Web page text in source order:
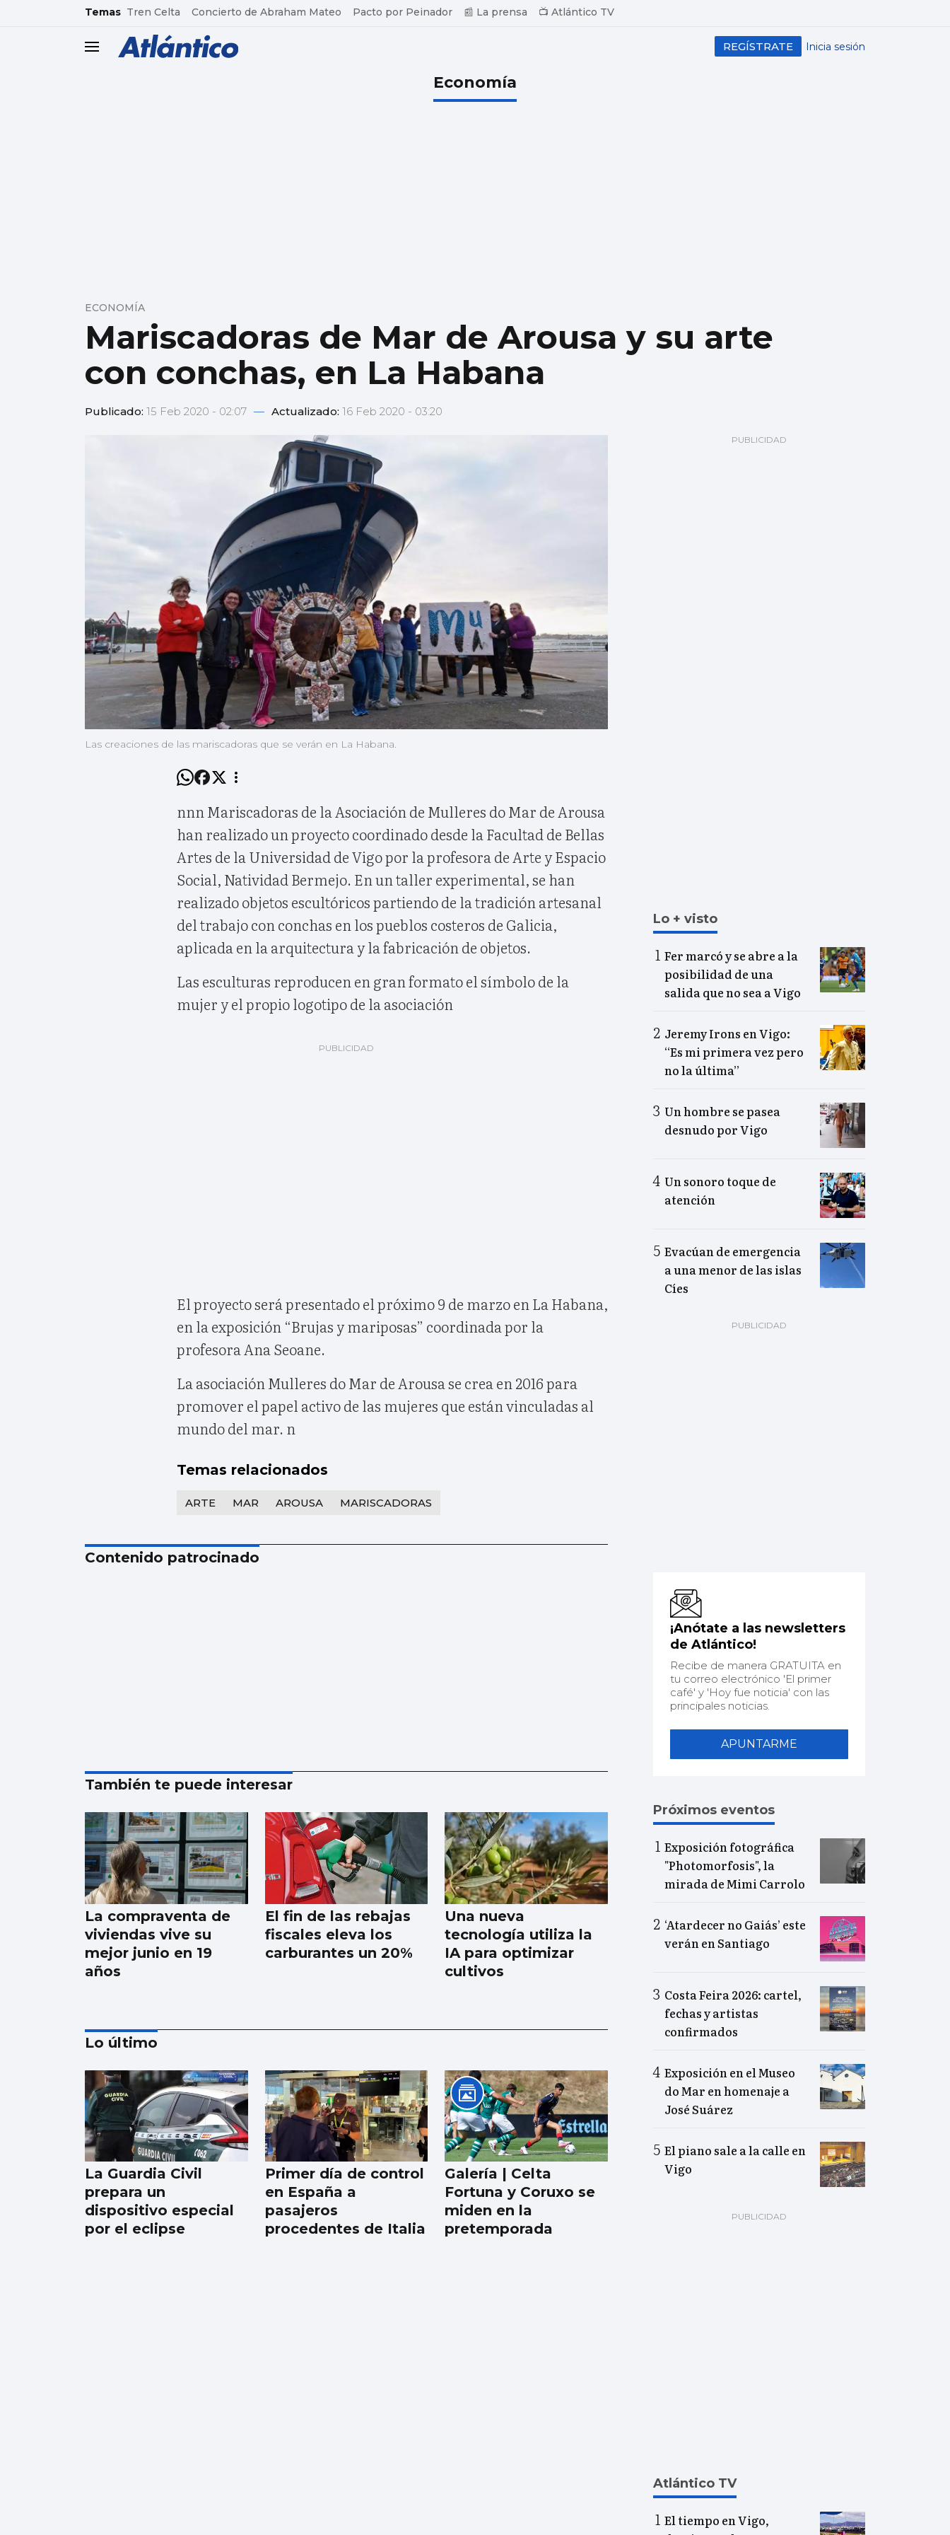
common.go-to-content
Temas Tren Celta Concierto de Abraham Mateo Pacto por Peinador 📰 La prensa 📺 Atlántico TV
header.menu.open Inicia sesión
REGÍSTRATE
Economía
Mariscadoras de Mar de Arousa y su arte
con conchas, en La Habana
ECONOMÍA
Publicado: 15 Feb 2020 - 02:07 — Actualizado: 16 Feb 2020 - 03:20
Las creaciones de las mariscadoras que se verán en La Habana.
nnn Mariscadoras de la Asociación de Mulleres do Mar de Arousa
han realizado un proyecto coordinado desde la Facultad de Bellas
Artes de la Universidad de Vigo por la profesora de Arte y Espacio
Social, Natividad Bermejo. En un taller experimental, se han
realizado objetos escultóricos partiendo de la tradición artesanal
del trabajo con conchas en los pueblos costeros de Galicia,
aplicada en la arquitectura y la fabricación de objetos.
Las esculturas reproducen en gran formato el símbolo de la
mujer y el propio logotipo de la asociación
El proyecto será presentado el próximo 9 de marzo en La Habana,
en la exposición “Brujas y mariposas” coordinada por la
profesora Ana Seoane.
La asociación Mulleres do Mar de Arousa se crea en 2016 para
promover el papel activo de las mujeres que están vinculadas al
mundo del mar. n
Temas relacionados
ARTE MAR AROUSA MARISCADORAS
Contenido patrocinado
También te puede interesar
La compraventa de
viviendas vive su
mejor junio en 19
años
El fin de las rebajas
fiscales eleva los
carburantes un 20%
Una nueva
tecnología utiliza la
IA para optimizar
cultivos
CCOO denuncia que
55.000 trabajadores
gallegos trabajan
horas extras cada
semana y cuatro de
cada diez no las
cobran
Lo último
La Guardia Civil
prepara un
dispositivo especial
por el eclipse
Primer día de control
en España a
pasajeros
procedentes de Italia
Galería | Celta
Fortuna y Coruxo se
miden en la
pretemporada
Lo + visto
Fer marcó y se abre a la
posibilidad de una
salida que no sea a Vigo
Jeremy Irons en Vigo:
“Es mi primera vez pero
no la última”
Un hombre se pasea
desnudo por Vigo
Un sonoro toque de
atención
Evacúan de emergencia
a una menor de las islas
Cíes
¡Anótate a las newsletters
de Atlántico!
Recibe de manera GRATUITA en
tu correo electrónico 'El primer
café' y 'Hoy fue noticia' con las
principales noticias.
APUNTARME
Próximos eventos
Exposición fotográfica
"Photomorfosis", la
mirada de Mimi Carrolo
‘Atardecer no Gaiás’ este
verán en Santiago
Costa Feira 2026: cartel,
fechas y artistas
confirmados
Exposición en el Museo
do Mar en homenaje a
José Suárez
El piano sale a la calle en
Vigo
Atlántico TV
El tiempo en Vigo,